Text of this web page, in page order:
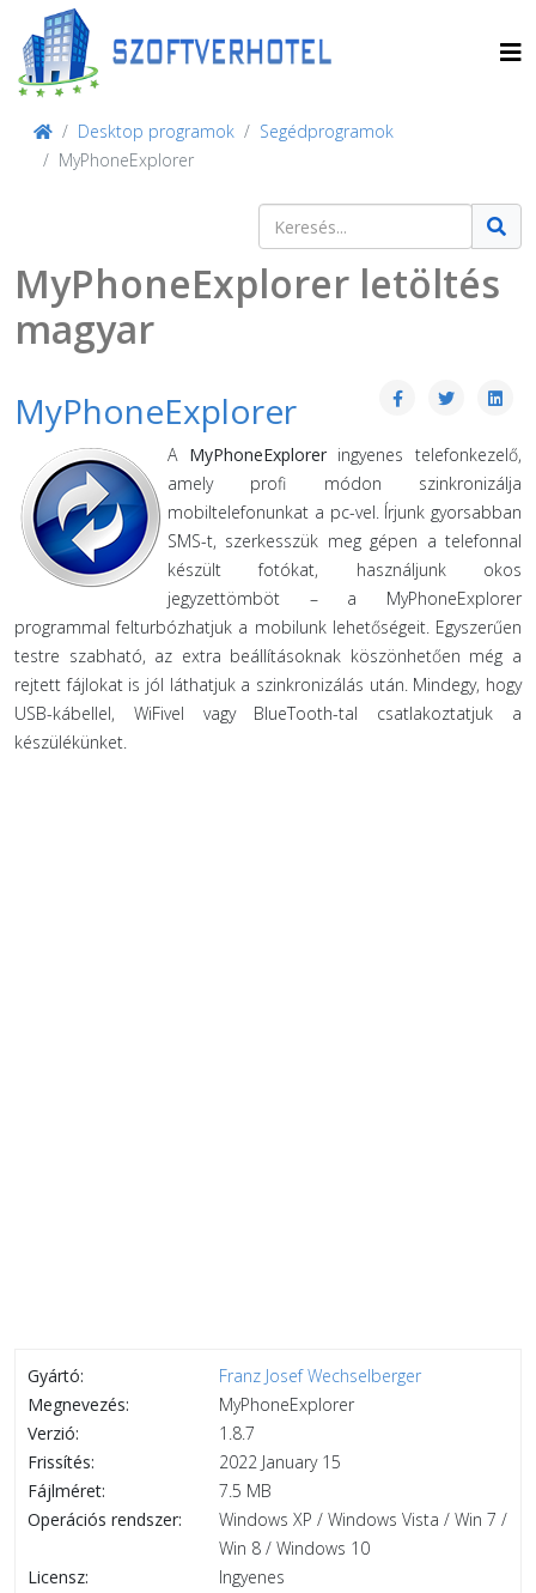
Desktop programok
Segédprogramok
MyPhoneExplorer
Keresés
MyPhoneExplorer letöltés
magyar
MyPhoneExplorer
A MyPhoneExploreringyenes telefonkezelő,
amely profi módon szinkronizálja
mobiltelefonunkat a pc-vel. Írjunk gyorsabban
SMS-t, szerkesszük meg gépen a telefonnal
készült fotókat, használjunk okos
jegyzettömböt – a MyPhoneExplorer
programmal felturbózhatjuk a mobilunk lehetőségeit. Egyszerűen
testre szabható, az extra beállításoknak köszönhetően még a
rejtett fájlokat is jól láthatjuk a szinkronizálás után. Mindegy, hogy
USB-kábellel, WiFivel vagy BlueTooth-tal csatlakoztatjuk a
készülékünket.
Gyártó:
Franz Josef Wechselberger
Megnevezés:
MyPhoneExplorer
Verzió:
1.8.7
Frissítés:
2022 January 15
Fájlméret:
7.5 MB
Operációs rendszer:
Windows XP / Windows Vista / Win 7 /
Win 8 / Windows 10
Licensz:
Ingyenes